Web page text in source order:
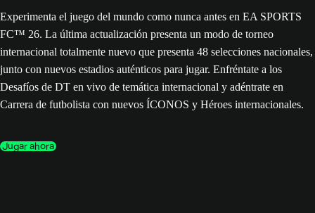
Experimenta el juego del mundo como nunca antes en EA SPORTS
FC™ 26. La última actualización presenta un modo de torneo
internacional totalmente nuevo que presenta 48 selecciones nacionales,
junto con nuevos estadios auténticos para jugar. Enfréntate a los
Desafíos de DT en vivo de temática internacional y adéntrate en
Carrera de futbolista con nuevos ÍCONOS y Héroes internacionales.
Jugar ahora